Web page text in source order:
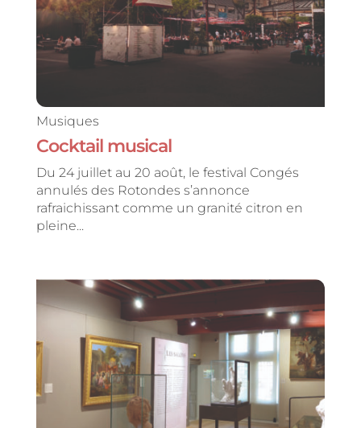
Musiques
Cocktail musical
Du 24 juillet au 20 août, le festival Congés
annulés des Rotondes s’annonce
rafraichissant comme un granité citron en
pleine...